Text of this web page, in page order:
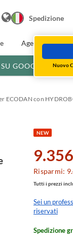
Spedizione
Nuovo
Agevolazioni
GOOGLE
ECODAN con
NEW
Risparmi:
Tutti i prezzi
Sei un
riservati
Spedizione